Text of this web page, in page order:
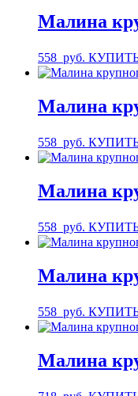
Малина
558 руб. КУПИТЬ
Малина
558 руб. КУПИТЬ
Малина
558 руб. КУПИТЬ
Малина
558 руб. КУПИТЬ
Малина